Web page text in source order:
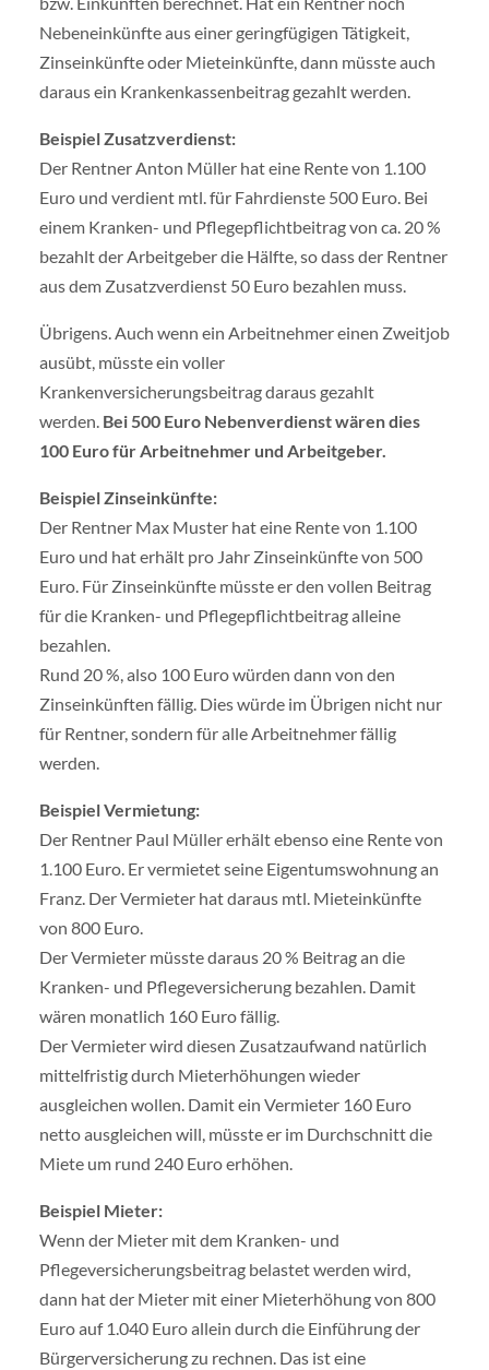
Nebeneinkünfte aus einer geringfügigen Tätigkeit,
Zinseinkünfte oder Mieteinkünfte, dann müsste auch
daraus ein Krankenkassenbeitrag gezahlt werden.
Beispiel Zusatzverdienst:
Der Rentner Anton Müller hat eine Rente von 1.100
Euro und verdient mtl. für Fahrdienste 500 Euro. Bei
einem Kranken- und Pflegepflichtbeitrag von ca. 20 %
bezahlt der Arbeitgeber die Hälfte, so dass der Rentner
aus dem Zusatzverdienst 50 Euro bezahlen muss.
Übrigens. Auch wenn ein Arbeitnehmer einen Zweitjob
ausübt, müsste ein voller
Krankenversicherungsbeitrag daraus gezahlt
werden. Bei 500 Euro Nebenverdienst wären dies
100 Euro für Arbeitnehmer und Arbeitgeber.
Beispiel Zinseinkünfte:
Der Rentner Max Muster hat eine Rente von 1.100
Euro und hat erhält pro Jahr Zinseinkünfte von 500
Euro. Für Zinseinkünfte müsste er den vollen Beitrag
für die Kranken- und Pflegepflichtbeitrag alleine
bezahlen.
Rund 20 %, also 100 Euro würden dann von den
Zinseinkünften fällig. Dies würde im Übrigen nicht nur
für Rentner, sondern für alle Arbeitnehmer fällig
werden.
Beispiel Vermietung:
Der Rentner Paul Müller erhält ebenso eine Rente von
1.100 Euro. Er vermietet seine Eigentumswohnung an
Franz. Der Vermieter hat daraus mtl. Mieteinkünfte
von 800 Euro.
Der Vermieter müsste daraus 20 % Beitrag an die
Kranken- und Pflegeversicherung bezahlen. Damit
wären monatlich 160 Euro fällig.
Der Vermieter wird diesen Zusatzaufwand natürlich
mittelfristig durch Mieterhöhungen wieder
ausgleichen wollen. Damit ein Vermieter 160 Euro
netto ausgleichen will, müsste er im Durchschnitt die
Miete um rund 240 Euro erhöhen.
Beispiel Mieter:
Wenn der Mieter mit dem Kranken- und
Pflegeversicherungsbeitrag belastet werden wird,
dann hat der Mieter mit einer Mieterhöhung von 800
Euro auf 1.040 Euro allein durch die Einführung der
Bürgerversicherung zu rechnen. Das ist eine